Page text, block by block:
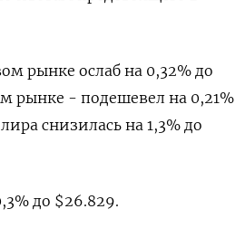
рынке ослаб на 0,32% до​
рынке - подешевел на 0,21%
снизилась на 1,3% до
до $26.829.